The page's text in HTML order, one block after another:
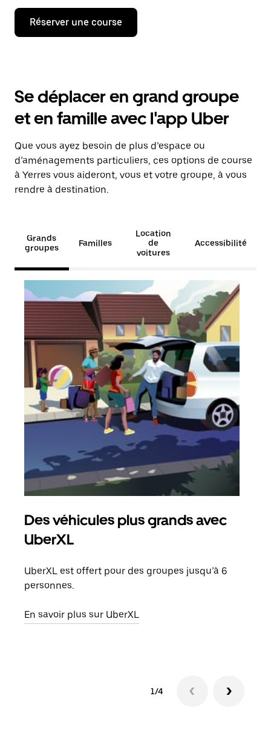
Réserver une course
Se déplacer en grand groupe
et en famille avec l'app Uber
Que vous ayez besoin de plus d’espace ou
d’aménagements particuliers, ces options de course
à Yerres vous aideront, vous et votre groupe, à vous
rendre à destination.
Grands
groupes
Familles
Location
de
voitures
Accessibilité
Des véhicules plus grands avec
UberXL
UberXL est offert pour des groupes jusqu’à 6
personnes.
En savoir plus sur UberXL
1/4